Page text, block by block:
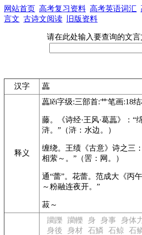
网站首页 高考复习资料 高考英语词汇
言文 古诗文阅读 旧版资料
请在此处输入要查询的文言
汉字 藟
释义
藟lěi字级:三部首:艹笔画:18
藤。
《诗经·王风·葛藟》：
浒。”（浒：水边。）
缠绕。 王绩《古意》诗之三
相萦～。”（罟：网。）
通“蕾”。花蕾。 范成大《丙
～粉融连夜开。”
菽～
躪躒 躪轢 身 身事 身体
身後
身材 石鱗 石鲸 石